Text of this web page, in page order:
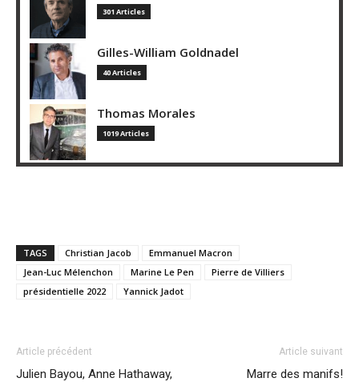
301 Articles
Gilles-William Goldnadel
40 Articles
Thomas Morales
1019 Articles
TAGS Christian Jacob
Emmanuel Macron
Jean-Luc Mélenchon
Marine Le Pen
Pierre de Villiers
présidentielle 2022
Yannick Jadot
Article précédent
Julien Bayou, Anne Hathaway,
Article suivant
Marre des manifs!